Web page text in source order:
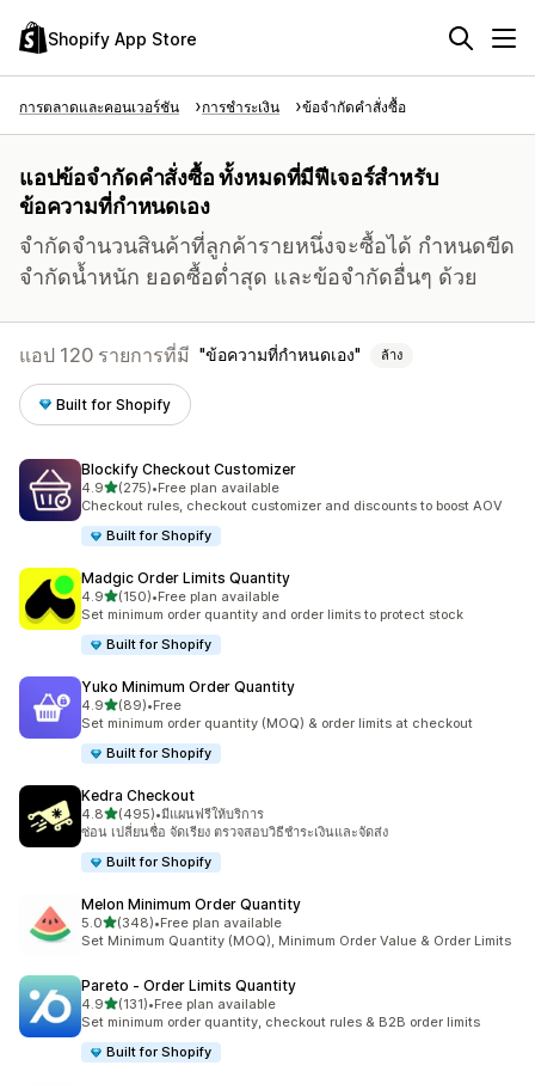
Shopify App Store
การตลาดและคอนเวอร์ชัน การชำระเงิน ข้อจำกัดคำสั่งซื้อ
แอปข้อจำกัดคำสั่งซื้อ ทั้งหมดที่มีฟีเจอร์สำหรับ
ข้อความที่กำหนดเอง
จำกัดจำนวนสินค้าที่ลูกค้ารายหนึ่งจะซื้อได้ กำหนดขีด
จำกัดน้ำหนัก ยอดซื้อต่ำสุด และข้อจำกัดอื่นๆ ด้วย
แอป 120 รายการที่มี ข้อความที่กำหนดเอง ล้าง
Built for Shopify
Blockify Checkout Customizer
4.9เต็ม 5 ดาว
(275)
ทั้งหมด 275 รีวิว
•Free plan available
Checkout rules, checkout customizer and discounts to boost AOV
Built for Shopify
Madgic Order Limits Quantity
4.9เต็ม 5 ดาว
(150)
ทั้งหมด 150 รีวิว
•Free plan available
Set minimum order quantity and order limits to protect stock
Built for Shopify
Yuko Minimum Order Quantity
4.9เต็ม 5 ดาว
(89)
ทั้งหมด 89 รีวิว
•Free
Set minimum order quantity (MOQ) & order limits at checkout
Built for Shopify
Kedra Checkout
4.8เต็ม 5 ดาว
(495)
ทั้งหมด 495 รีวิว
•มีแผนฟรีให้บริการ
ซ่อน เปลี่ยนชื่อ จัดเรียง ตรวจสอบวิธีชำระเงินและจัดส่ง
Built for Shopify
Melon Minimum Order Quantity
5.0เต็ม 5 ดาว
(348)
ทั้งหมด 348 รีวิว
•Free plan available
Set Minimum Quantity (MOQ), Minimum Order Value & Order Limits
Pareto ‑ Order Limits Quantity
4.9เต็ม 5 ดาว
(131)
ทั้งหมด 131 รีวิว
•Free plan available
Set minimum order quantity, checkout rules & B2B order limits
Built for Shopify